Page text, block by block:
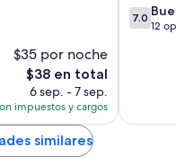
$35 por noche
El
precio
actual
es
de
$38
$38 en total
6 sep. - 7 sep.
impuestos y cargos
7.0
de
7.0
12
similares